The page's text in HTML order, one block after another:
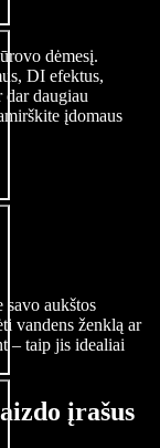
dėmesį.
DI efektus,
daugiau
įdomaus
savo aukštos
vandens ženklą ar
– taip jis idealiai
įrašus